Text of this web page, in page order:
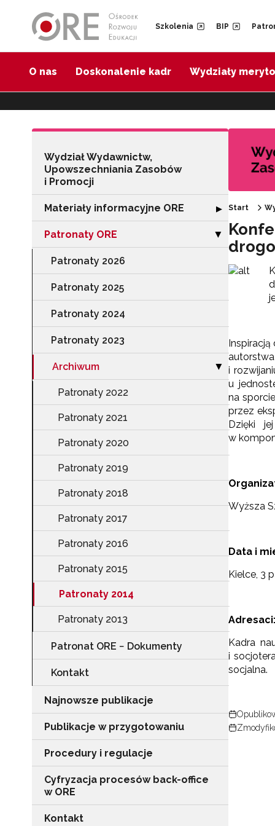
Szkolenia BIP
O nas Doskonalenie kadr Wydziały
Wydział Wydawnictw,
Upowszechniania Zasobów
i Promocji
Materiały informacyjne ORE Rozwiń sekcję
▶
Patronaty ORE Zwiń sekcję
▶
Patronaty 2026
Patronaty 2025
Patronaty 2024
Patronaty 2023
Archiwum Zwiń sekcję
▶
Patronaty 2022
Patronaty 2021
Patronaty 2020
Patronaty 2019
Patronaty 2018
Patronaty 2017
Patronaty 2016
Patronaty 2015
Patronaty 2014
Patronaty 2013
Patronat ORE − Dokumenty
Kontakt
Najnowsze publikacje
Publikacje w przygotowaniu
Procedury i regulacje
Cyfryzacja procesów back-office
w ORE
Kontakt
Start
i
u
na
przez
Dzięki
w
Wyższa
Data i
Kielce, 3
Adresaci:
Kadra
i
socjalna.